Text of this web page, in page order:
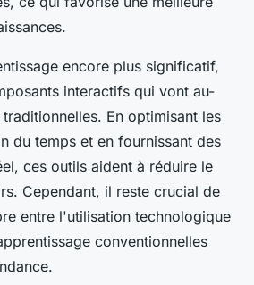
encore plus significatif,
interactifs qui vont au-
En optimisant les
du temps et en fournissant des
ces outils aident à réduire le
Cependant, il reste crucial de
entre l'utilisation technologique
conventionnelles